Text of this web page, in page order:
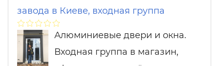
завода в Киеве, входная группа
Алюминиевые двери и окна.
Входная группа в магазин,